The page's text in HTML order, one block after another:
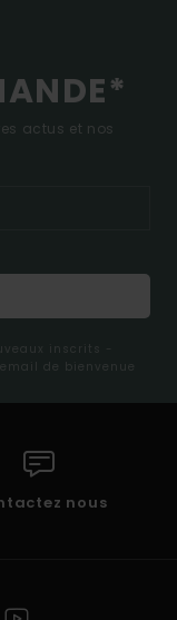
actus et nos
inscrits -
de bienvenue
nous